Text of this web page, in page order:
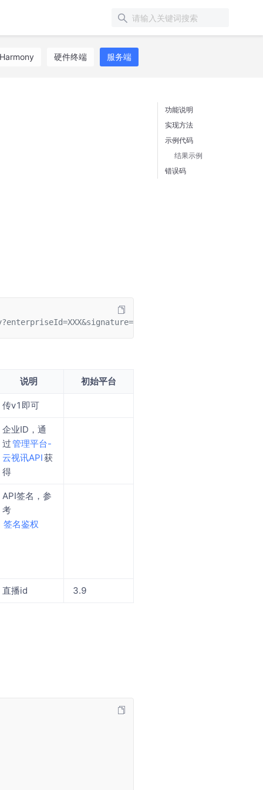
Harmony 硬件终端 服务端
功能说明
实现方法
示例代码
结果示例
错误码
说明 初始平台
传v1即可
企业ID，通
过​管理平台-
云视讯API​​获
得
API签名，参
考
​签名鉴权​
直播id 3.9